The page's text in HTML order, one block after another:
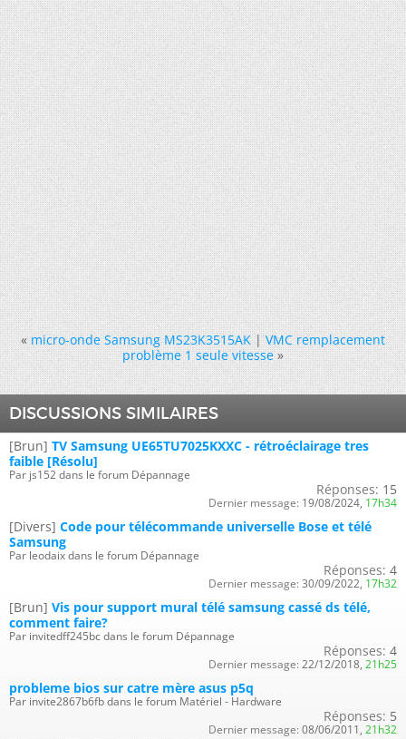
« micro-onde Samsung MS23K3515AK|VMC remplacement
problème 1 seule vitesse »
DISCUSSIONS SIMILAIRES
[Brun] TV Samsung UE65TU7025KXXC - rétroéclairage tres
faible [Résolu]
Par js152 dans le forum Dépannage
Réponses: 15
Dernier message: 19/08/2024, 17h34
[Divers] Code pour télécommande universelle Bose et télé
Samsung
Par leodaix dans le forum Dépannage
Réponses: 4
Dernier message: 30/09/2022, 17h32
[Brun] Vis pour support mural télé samsung cassé ds télé,
comment faire?
Par invitedff245bc dans le forum Dépannage
Réponses: 4
Dernier message: 22/12/2018, 21h25
probleme bios sur catre mère asus p5q
Par invite2867b6fb dans le forum Matériel - Hardware
Réponses: 5
Dernier message: 08/06/2011, 21h32